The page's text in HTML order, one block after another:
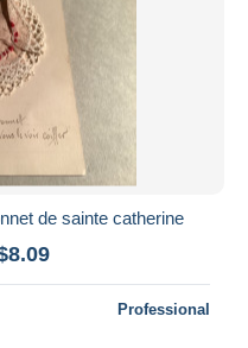
de sainte catherine
Professional